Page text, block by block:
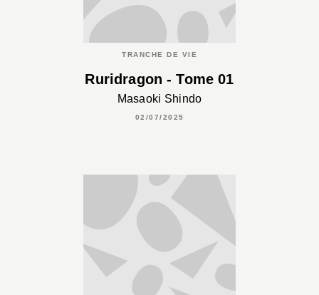
TRANCHE DE VIE
Ruridragon - Tome 01
Masaoki Shindo
02/07/2025